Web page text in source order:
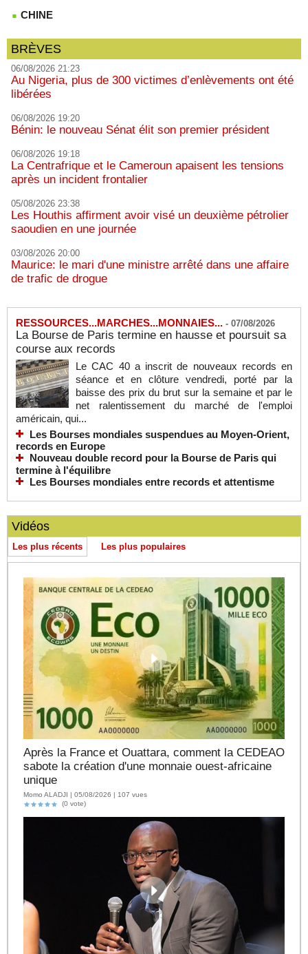
CHINE
BRÈVES
06/08/2026 21:23
Au Nigeria, plus de 300 victimes d’enlèvements ont été
libérées
06/08/2026 19:20
Bénin: le nouveau Sénat élit son premier président
06/08/2026 19:18
La Centrafrique et le Cameroun apaisent les tensions
après un incident frontalier
05/08/2026 23:38
Les Houthis affirment avoir visé un deuxième pétrolier
saoudien en une journée
03/08/2026 20:00
Maurice: le mari d'une ministre arrêté dans une affaire
de trafic de drogue
RESSOURCES...MARCHES...MONNAIES... - 07/08/2026
La Bourse de Paris termine en hausse et poursuit sa
course aux records
Le CAC 40 a inscrit de nouveaux records en
séance et en clôture vendredi, porté par la
baisse des prix du brut sur la semaine et par le
net ralentissement du marché de l'emploi
américain, qui...
Les Bourses mondiales suspendues au Moyen-Orient,
records en Europe
Nouveau double record pour la Bourse de Paris qui
termine à l'équilibre
Les Bourses mondiales entre records et attentisme
Vidéos
Les plus récents Les plus populaires
Après la France et Ouattara, comment la CEDEAO
sabote la création d'une monnaie ouest-africaine
unique
Momo ALADJI | 05/08/2026 | 107 vues
(0 vote)